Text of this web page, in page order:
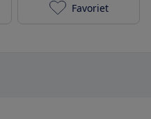
Sony KD-
Favoriet